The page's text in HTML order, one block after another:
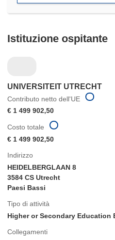
Istituzione ospitante
UNIVERSITEIT UTRECHT
Contributo netto dell'UE
€ 1 499 902,50
Indirizzo
HEIDELBERGLAAN 8
3584 CS Utrecht
Paesi Bassi
Tipo di attività
Higher or Secondary Education
Collegamenti
Costo totale
€ 1 499 902,50